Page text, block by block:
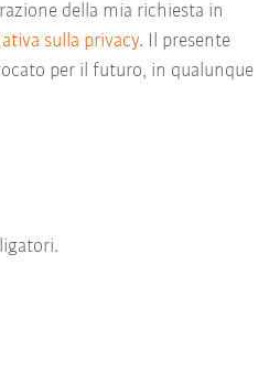
della mia richiesta in
sulla privacy. Il presente
per il futuro, in qualunque